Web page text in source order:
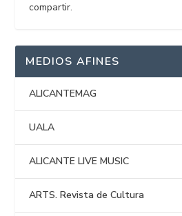
compartir.
MEDIOS AFINES
ALICANTEMAG
UALA
ALICANTE LIVE MUSIC
ARTS. Revista de Cultura